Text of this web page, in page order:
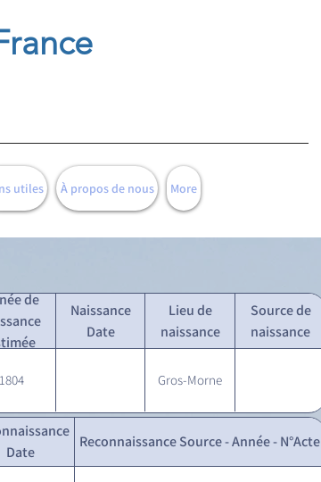
utiles À propos de nous More
de
Naissance
Date
Lieu de
naissance
Source de
naissance
1804 Gros-Morne
Date
Reconnaissance Source - Année - N°Acte